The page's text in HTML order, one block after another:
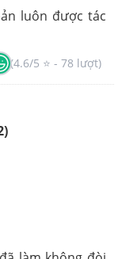
luôn được tác
(4.6/5 ⭐ - 78 lượt)